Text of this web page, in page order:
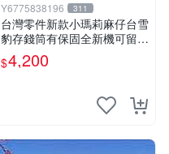
Y6775838196 311
台灣零件新款小瑪莉麻仔台雪
豹存錢筒有保固全新機可留言
用大榮貨到付款(組裝台灣零
件 )豹中豹金象王bar生日禮
$4,200